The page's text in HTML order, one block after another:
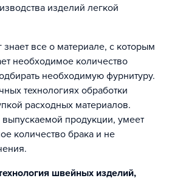
изделий легкой
знает все о материале, с которым
необходимое количество
необходимую фурнитуру.
технологиях обработки
расходных материалов.
продукции, умеет
количество брака и не
швейных изделий,